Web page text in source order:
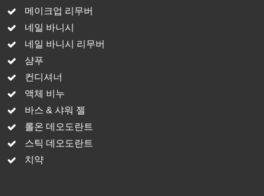
메이크업 리무버
네일 바니시
네일 바니시 리무버
샴푸
컨디셔너
액체 비누
바스 & 샤워 젤
롤온 데오도란트
스틱 데오도란트
치약